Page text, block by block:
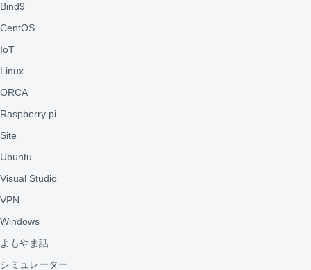
Bind9
CentOS
IoT
Linux
ORCA
Raspberry pi
Site
Ubuntu
Visual Studio
VPN
Windows
よもやま話
シミュレーター